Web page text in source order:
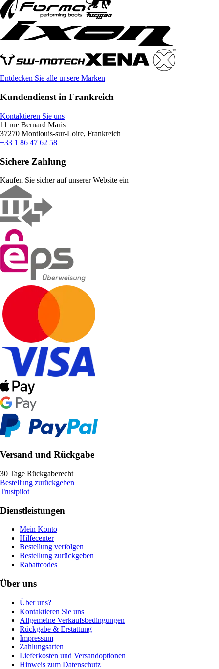
Entdecken Sie alle unsere Marken
Kundendienst in Frankreich
Kontaktieren Sie uns
11 rue Bernard Maris
37270 Montlouis-sur-Loire, Frankreich
+33 1 86 47 62 58
Sichere Zahlung
Kaufen Sie sicher auf unserer Website ein
Versand und Rückgabe
30 Tage Rückgaberecht
Bestellung zurückgeben
Trustpilot
Dienstleistungen
Mein Konto
Hilfecenter
Bestellung verfolgen
Bestellung zurückgeben
Rabattcodes
Über uns
Über uns?
Kontaktieren Sie uns
Allgemeine Verkaufsbedingungen
Rückgabe & Erstattung
Impressum
Zahlungsarten
Lieferkosten und Versandoptionen
Hinweis zum Datenschutz